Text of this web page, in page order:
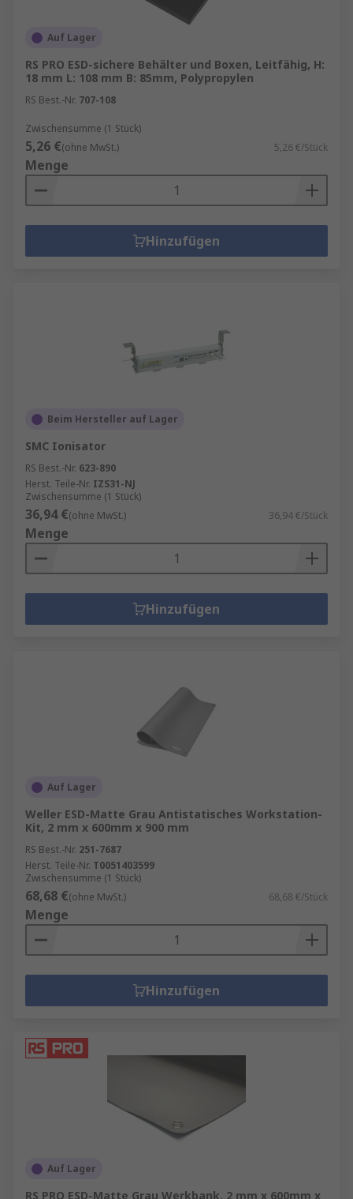
Auf Lager
RS PRO ESD-sichere Behälter und Boxen, Leitfähig, H:
18 mm L: 108 mm B: 85mm, Polypropylen
RS Best.-Nr. 707-108
Zwischensumme (1 Stück)
5,26 €(ohne MwSt.) 5,26 €/Stück
Menge
Hinzufügen
Beim Hersteller auf Lager
SMC Ionisator
RS Best.-Nr. 623-890
Herst. Teile-Nr. IZS31-NJ
Zwischensumme (1 Stück)
36,94 €(ohne MwSt.) 36,94 €/Stück
Menge
Hinzufügen
Auf Lager
Weller ESD-Matte Grau Antistatisches Workstation-
Kit, 2 mm x 600mm x 900 mm
RS Best.-Nr. 251-7687
Herst. Teile-Nr. T0051403599
Zwischensumme (1 Stück)
68,68 €(ohne MwSt.) 68,68 €/Stück
Menge
Hinzufügen
Auf Lager
RS PRO ESD-Matte Grau Werkbank, 2 mm x 600mm x